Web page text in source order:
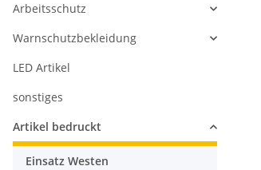
Arbeitsschutz
Warnschutzbekleidung
LED Artikel
sonstiges
Artikel bedruckt
Einsatz Westen